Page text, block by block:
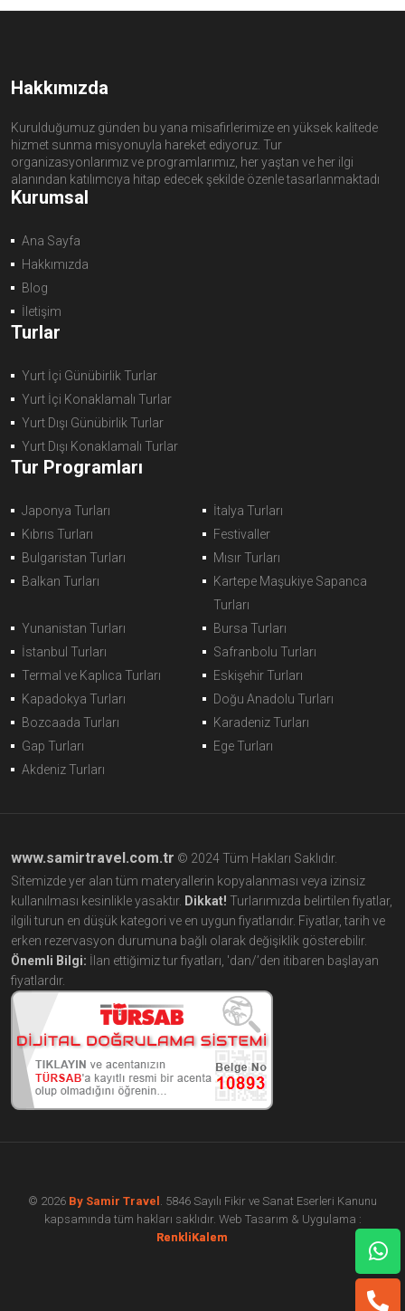
Hakkımızda
Kurulduğumuz günden bu yana misafirlerimize en yüksek kalitede
hizmet sunma misyonuyla hareket ediyoruz. Tur
organizasyonlarımız ve programlarımız, her yaştan ve her ilgi
alanından katılımcıya hitap edecek şekilde özenle tasarlanmaktadı
Kurumsal
Ana Sayfa
Hakkımızda
Blog
İletişim
Turlar
Yurt İçi Günübirlik Turlar
Yurt İçi Konaklamalı Turlar
Yurt Dışı Günübirlik Turlar
Yurt Dışı Konaklamalı Turlar
Tur Programları
Japonya Turları
İtalya Turları
Kıbrıs Turları
Festivaller
Bulgaristan Turları
Mısır Turları
Balkan Turları
Kartepe Maşukiye Sapanca
Turları
Yunanistan Turları
Bursa Turları
İstanbul Turları
Safranbolu Turları
Termal ve Kaplıca Turları
Eskişehir Turları
Kapadokya Turları
Doğu Anadolu Turları
Bozcaada Turları
Karadeniz Turları
Gap Turları
Ege Turları
Akdeniz Turları
www.samirtravel.com.tr © 2024 Tüm Hakları Saklıdır.
Sitemizde yer alan tüm materyallerin kopyalanması veya izinsiz
kullanılması kesinlikle yasaktır. Dikkat! Turlarımızda belirtilen fiyatlar,
ilgili turun en düşük kategori ve en uygun fiyatlarıdır. Fiyatlar, tarih ve
erken rezervasyon durumuna bağlı olarak değişiklik gösterebilir.
Önemli Bilgi: İlan ettiğimiz tur fiyatları, 'dan/’den itibaren başlayan
fiyatlardır.
© 2026 By Samir Travel . 5846 Sayılı Fikir ve Sanat Eserleri Kanunu
kapsamında tüm hakları saklıdır. Web Tasarım & Uygulama :
çorlu web tasarım